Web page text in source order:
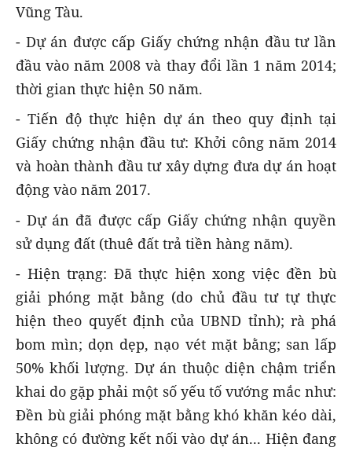
Vũng Tàu.
- Dự án được cấp Giấy chứng nhận đầu tư lần
đầu vào năm 2008 và thay đổi lần 1 năm 2014;
thời gian thực hiện 50 năm.
- Tiến độ thực hiện dự án theo quy định tại
Giấy chứng nhận đầu tư: Khởi công năm 2014
và hoàn thành đầu tư xây dựng đưa dự án hoạt
động vào năm 2017.
- Dự án đã được cấp Giấy chứng nhận quyền
sử dụng đất (thuê đất trả tiền hàng năm).
- Hiện trạng: Đã thực hiện xong việc đền bù
giải phóng mặt bằng (do chủ đầu tư tự thực
hiện theo quyết định của UBND tỉnh); rà phá
bom mìn; dọn dẹp, nạo vét mặt bằng; san lấp
50% khối lượng. Dự án thuộc diện chậm triển
khai do gặp phải một số yếu tố vướng mắc như:
Đền bù giải phóng mặt bằng khó khăn kéo dài,
không có đường kết nối vào dự án... Hiện đang